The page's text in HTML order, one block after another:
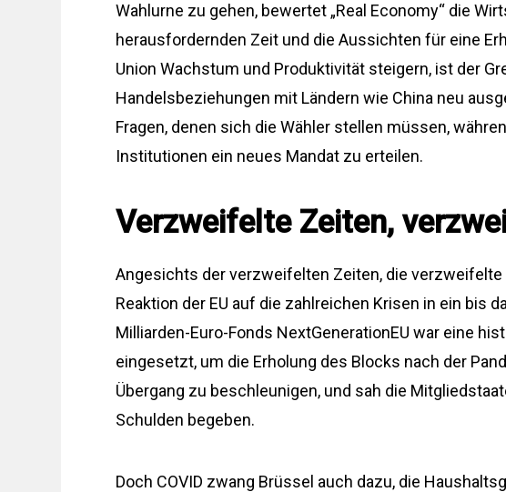
Wahlurne zu gehen, bewertet „Real Economy“ die
herausfordernden Zeit und die Aussichten für eine
Union Wachstum und Produktivität steigern, ist der
Handelsbeziehungen mit Ländern wie China neu
Fragen, denen sich die Wähler stellen müssen,
Institutionen ein neues Mandat zu erteilen.
Verzweifelte Zeiten,
Angesichts der verzweifelten Zeiten, die
Reaktion der EU auf die zahlreichen Krisen in ein bis
Milliarden-Euro-Fonds NextGenerationEU war eine
eingesetzt, um die Erholung des Blocks nach der
Übergang zu beschleunigen, und sah die
Schulden begeben.
Doch COVID zwang Brüssel auch dazu, die